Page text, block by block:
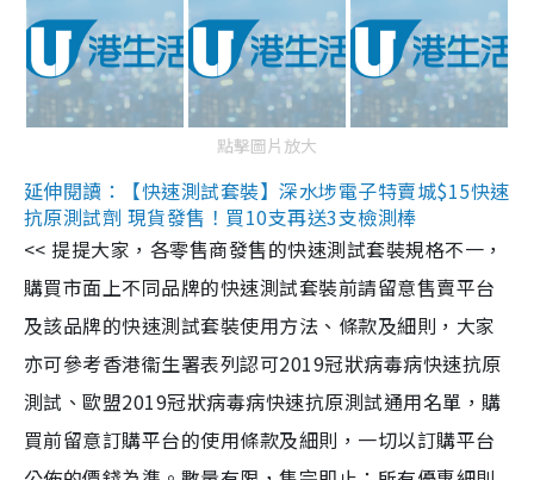
點擊圖片放大
延伸閱讀：【快速測試套裝】深水埗電子特賣城$15快速
抗原測試劑 現貨發售！買10支再送3支檢測棒
<< 提提大家，各零售商發售的快速測試套裝規格不一，
購買市面上不同品牌的快速測試套裝前請留意售賣平台
及該品牌的快速測試套裝使用方法、條款及細則，大家
亦可參考香港衞生署表列認可2019冠狀病毒病快速抗原
測試、歐盟2019冠狀病毒病快速抗原測試通用名單，購
買前留意訂購平台的使用條款及細則，一切以訂購平台